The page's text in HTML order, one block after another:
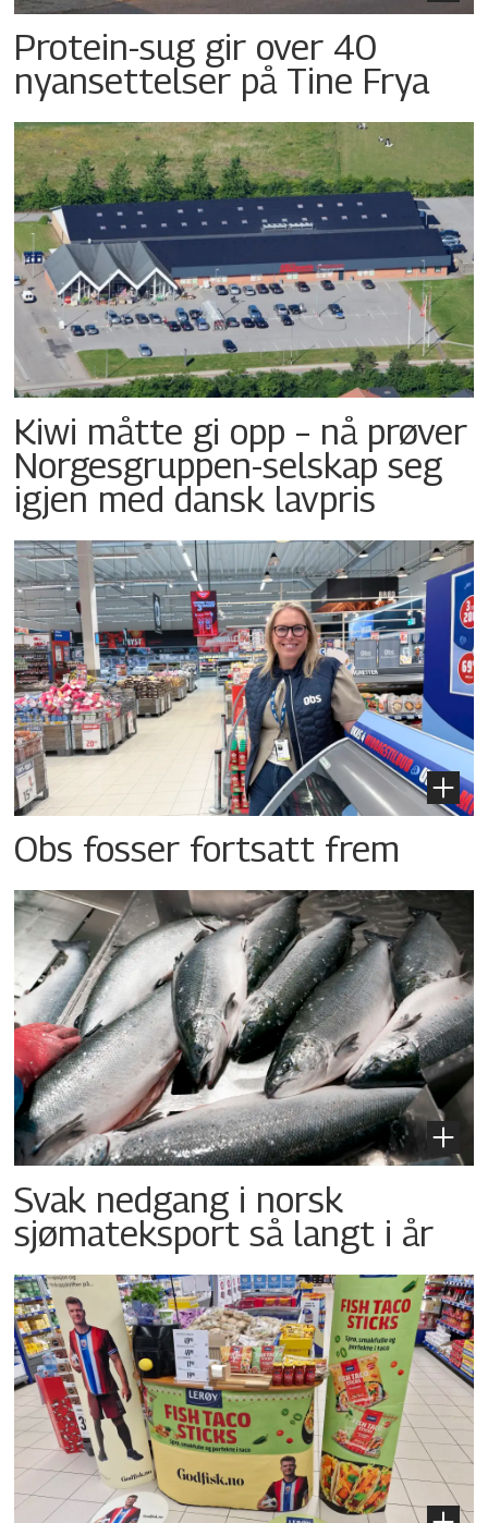
Protein-sug gir over 40
nyansettelser på Tine Frya
Kiwi måtte gi opp – nå prøver
Norgesgruppen-selskap seg
igjen med dansk lavpris
Obs fosser fortsatt frem
Svak nedgang i norsk
sjømateksport så langt i år